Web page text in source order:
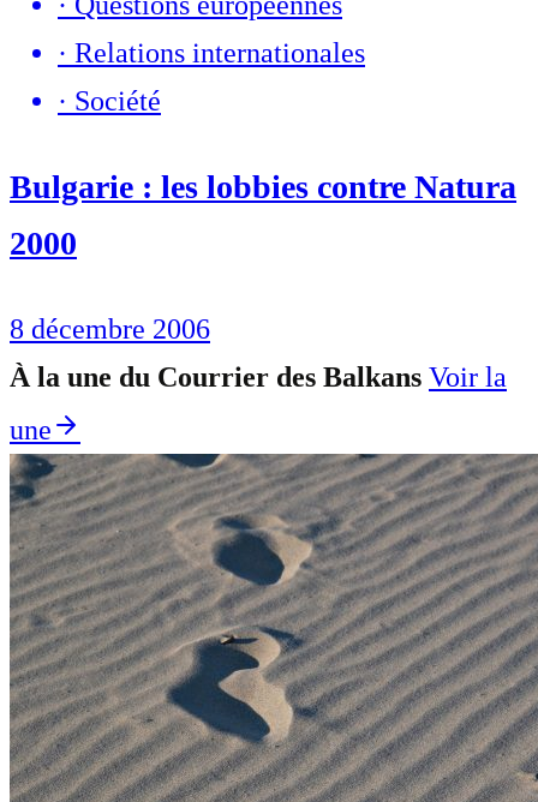
· Relations internationales
· Société
Bulgarie : les lobbies contre Natura
2000
8 décembre 2006
À la une du Courrier des Balkans Voir la
une